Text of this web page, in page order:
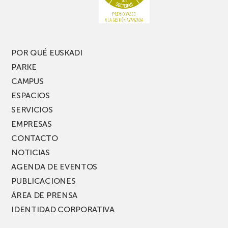
POR QUÉ EUSKADI
PARKE
CAMPUS
ESPACIOS
SERVICIOS
EMPRESAS
CONTACTO
NOTICIAS
AGENDA DE EVENTOS
PUBLICACIONES
ÁREA DE PRENSA
IDENTIDAD CORPORATIVA